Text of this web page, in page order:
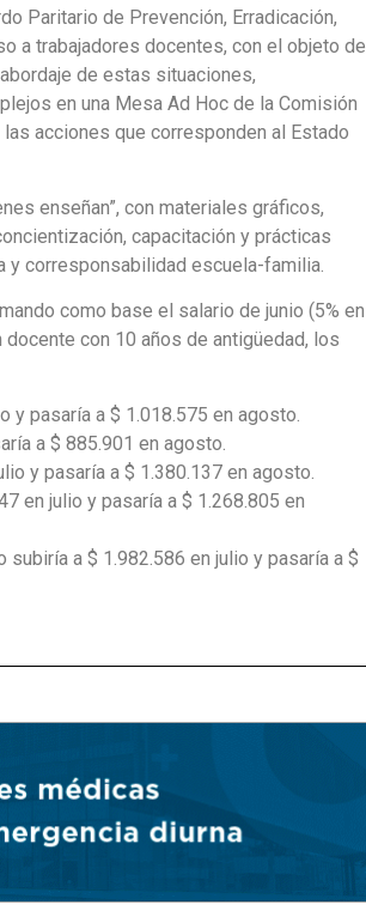
Paritario de Prevención, Erradicación,
a trabajadores docentes, con el objeto de
de estas situaciones,
en una Mesa Ad Hoc de la Comisión
acciones que corresponden al Estado
enseñan”, con materiales gráficos,
capacitación y prácticas
corresponsabilidad escuela-familia.
como base el salario de junio (5% en
con 10 años de antigüedad, los
y pasaría a $ 1.018.575 en agosto.
a $ 885.901 en agosto.
y pasaría a $ 1.380.137 en agosto.
en julio y pasaría a $ 1.268.805 en
a $ 1.982.586 en julio y pasaría a $